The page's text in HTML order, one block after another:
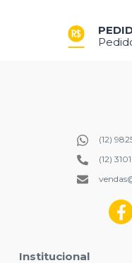
Produtos
Institucional
(12)
(12)